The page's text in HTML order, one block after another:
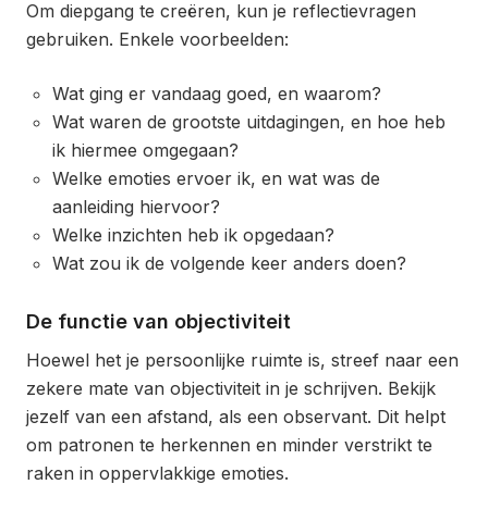
Om diepgang te creëren, kun je reflectievragen
gebruiken. Enkele voorbeelden:
Wat ging er vandaag goed, en waarom?
Wat waren de grootste uitdagingen, en hoe heb
ik hiermee omgegaan?
Welke emoties ervoer ik, en wat was de
aanleiding hiervoor?
Welke inzichten heb ik opgedaan?
Wat zou ik de volgende keer anders doen?
De functie van objectiviteit
Hoewel het je persoonlijke ruimte is, streef naar een
zekere mate van objectiviteit in je schrijven. Bekijk
jezelf van een afstand, als een observant. Dit helpt
om patronen te herkennen en minder verstrikt te
raken in oppervlakkige emoties.